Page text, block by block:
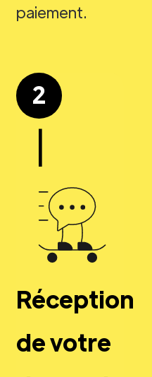
paiement.
2
|
Réception
de votre